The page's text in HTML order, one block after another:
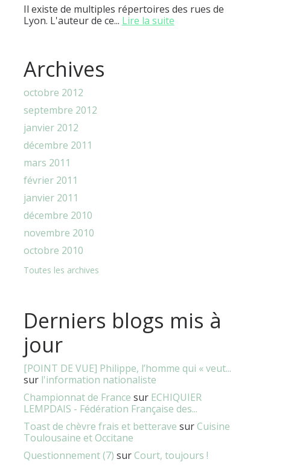
Il existe de multiples répertoires des rues de
Lyon. L'auteur de ce... Lire la suite
Archives
octobre 2012
septembre 2012
janvier 2012
décembre 2011
mars 2011
février 2011
janvier 2011
décembre 2010
novembre 2010
octobre 2010
Toutes les archives
Derniers blogs mis à
jour
[POINT DE VUE] Philippe, l’homme qui « veut...
sur l'information nationaliste
Championnat de France sur ECHIQUIER
LEMPDAIS - Fédération Française des...
Toast de chèvre frais et betterave sur Cuisine
Toulousaine et Occitane
Questionnement (7) sur Court, toujours !